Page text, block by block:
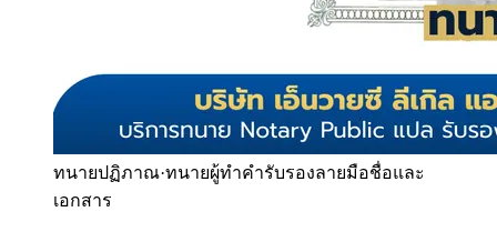
ทนายปฏิภาณ·ทนายผู้ทำคำรับรองลายมือชื่อและ
เอกสาร